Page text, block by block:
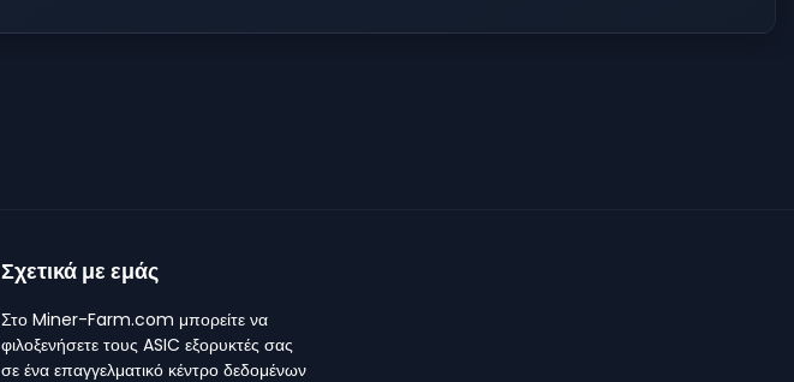
Σχετικά με εμάς
Στο Miner-Farm.com μπορείτε να
φιλοξενήσετε τους ASIC εξορυκτές σας
σε ένα επαγγελματικό κέντρο δεδομένων